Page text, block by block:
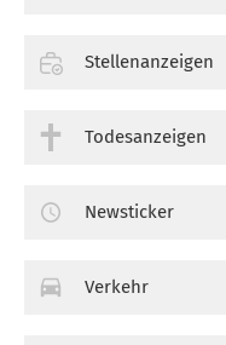
Stellenanzeigen
Todesanzeigen
Newsticker
Verkehr